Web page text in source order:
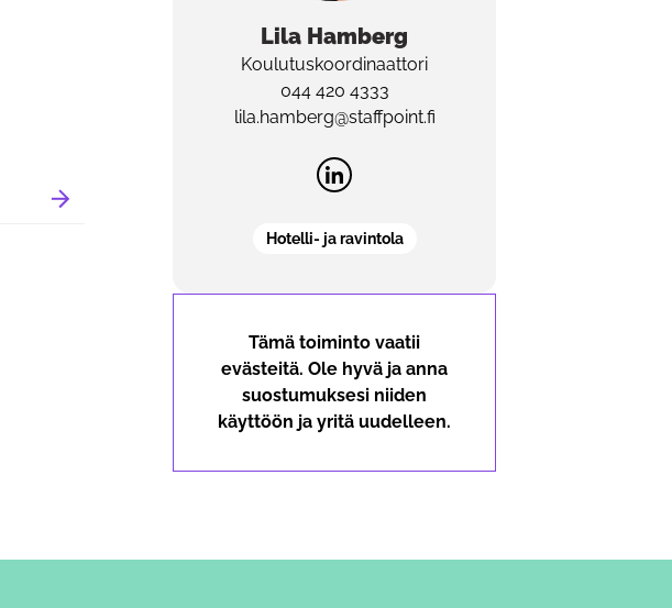
Lila Hamberg
Koulutuskoordinaattori
044 420 4333
lila.hamberg@staffpoint.fi
Hotelli- ja ravintola
Tämä toiminto vaatii
evästeitä. Ole hyvä ja anna
suostumuksesi niiden
käyttöön ja yritä uudelleen.